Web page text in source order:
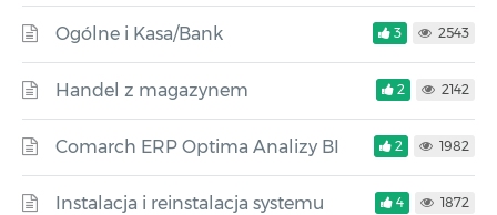
Ogólne i Kasa/Bank 3 2543
Handel z magazynem 2 2142
Comarch ERP Optima Analizy BI 2 1982
Instalacja i reinstalacja systemu 4 1872